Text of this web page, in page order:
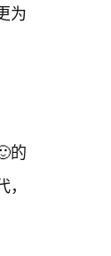
为
的